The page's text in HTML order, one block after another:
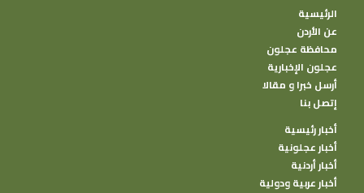
الرئيسية
عن الأردن
محافظة عجلون
عجلون الإخبارية
أرسل خبرا و مقالا
إتصل بنا
أخبار رئيسية
أخبار عجلونية
أخبار أردنية
أخبار عربية ودولية